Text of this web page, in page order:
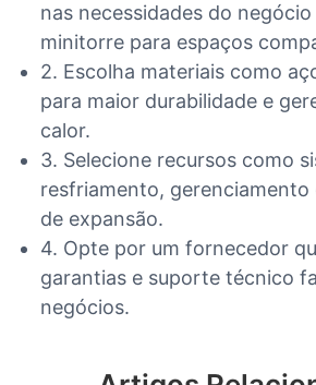
nas necessidades do
minitorre para espaços
2. Escolha materiais como
para maior durabilidade e
calor.
3. Selecione recursos como
resfriamento, gerenciamento
de expansão.
4. Opte por um fornecedor
garantias e suporte técnico
negócios.